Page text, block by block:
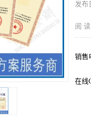
发布
阅 读
销售
在线